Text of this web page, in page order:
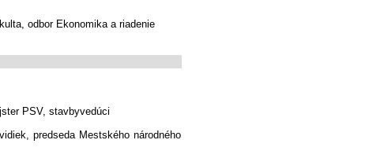
odbor Ekonomika a riadenie
PSV, stavbyvedúci
predseda Mestského národného